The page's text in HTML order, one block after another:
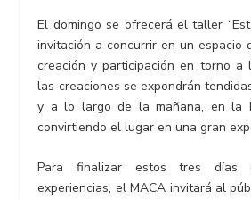
El domingo se ofrecerá el taller
invitación a concurrir en un espacio
creación y participación en torno a
las creaciones se expondrán
y a lo largo de la mañana, en la
convirtiendo el lugar en una gran
Para finalizar estos tres días
experiencias, el MACA invitará al